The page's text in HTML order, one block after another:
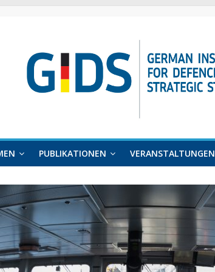
PUBLIKATIONEN VERANSTALTUNGEN